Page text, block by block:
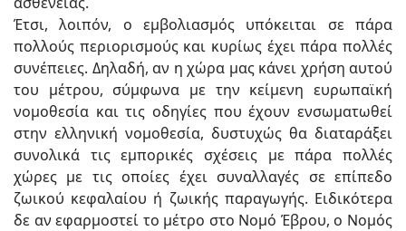
Έτσι, λοιπόν, ο εμβολιασμός υπόκειται σε πάρα
πολλούς περιορισμούς και κυρίως έχει πάρα πολλές
συνέπειες. Δηλαδή, αν η χώρα μας κάνει χρήση αυτού
του μέτρου, σύμφωνα με την κείμενη ευρωπαϊκή
νομοθεσία και τις οδηγίες που έχουν ενσωματωθεί
στην ελληνική νομοθεσία, δυστυχώς θα διαταράξει
συνολικά τις εμπορικές σχέσεις με πάρα πολλές
χώρες με τις οποίες έχει συναλλαγές σε επίπεδο
ζωικού κεφαλαίου ή ζωικής παραγωγής. Ειδικότερα
δε αν εφαρμοστεί το μέτρο στο Νομό Έβρου, ο Νομός